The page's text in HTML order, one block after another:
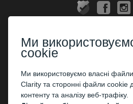
Каси
Ми
cookie
Ми використовуємо власні
Clarity та сторонні файли cookie
контенту та аналізу веб-трафіку.